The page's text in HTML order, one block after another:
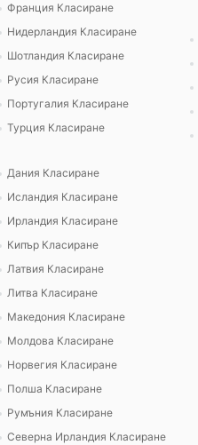
Франция Класиране
Нидерландия Класиране
Шотландия Класиране
Русия Класиране
Португалия Класиране
Турция Класиране
Дания Класиране
Исландия Класиране
Ирландия Класиране
Кипър Класиране
Латвия Класиране
Литва Класиране
Македония Класиране
Молдова Класиране
Норвегия Класиране
Полша Класиране
Румъния Класиране
Северна Ирландия Класиране